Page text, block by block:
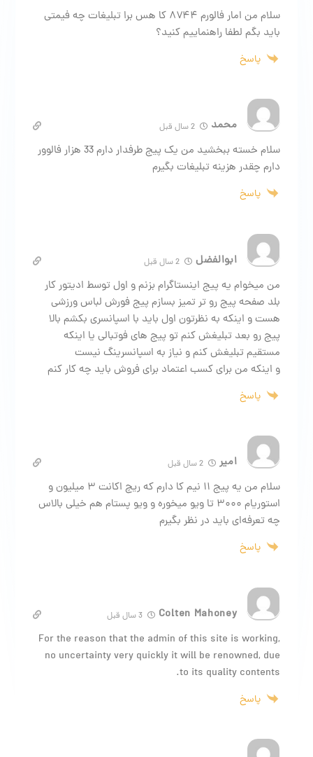
سلام من امار فالورم ۸۷۴۴ کا هس برا تبلیغات چه فیمتی
باید بگم لطفا راهنماییم کنید؟
پاسخ
محمد 2 سال قبل
سلام خسته ببخشید من یک پیج طرفدار دارم 33 هزار فالوور
دارم چقدر هزینه تبلیغات بگیرم
پاسخ
ابوالفضل 2 سال قبل
من میخوام یه پیج اینستاگرام بزنم و اول توسط ادیتور کار
بلد صفحه پیج رو تر تمیز بسازم پیج فورش لباس ورزشی
هست و اینکه به نظرتون اول باید با اسپانسری بکشم بالا
پیج رو بعد تبلیغش کنم تو پیج های فوتبالی یا اینکه
مستقیم تبلیغش کنم و نیاز به اسپانسرینگ نیست
و اینکه من برای کسب اعتماد برای فروش باید چه کار کنم
پاسخ
امیر 2 سال قبل
سلام من یه پیج ۱۱ نیم کا دارم که ریچ اکانت ۳ میلیون و
استوریام ۳۰۰۰ تا ویو میخوره و ویو پستام هم خیلی بالاس
چه تعرفه‌ای باید در نظر بگیرم
پاسخ
Colten Mahoney 3 سال قبل
For the reason that the admin of this site is working,
no uncertainty very quickly it will be renowned, due
to its quality contents.
پاسخ